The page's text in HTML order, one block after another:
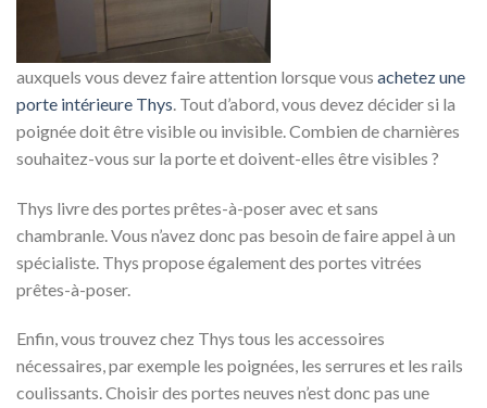
auxquels vous devez faire attention lorsque vous achetez une
porte intérieure Thys. Tout d’abord, vous devez décider si la
poignée doit être visible ou invisible. Combien de charnières
souhaitez-vous sur la porte et doivent-elles être visibles ?
Thys livre des portes prêtes-à-poser avec et sans
chambranle. Vous n’avez donc pas besoin de faire appel à un
spécialiste. Thys propose également des portes vitrées
prêtes-à-poser.
Enfin, vous trouvez chez Thys tous les accessoires
nécessaires, par exemple les poignées, les serrures et les rails
coulissants. Choisir des portes neuves n’est donc pas une